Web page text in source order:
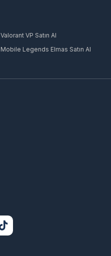
Valorant VP Satın Al
Mobile Legends Elmas Satın Al